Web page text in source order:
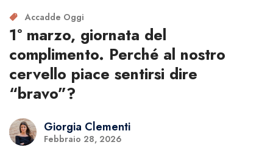
Accadde Oggi
1° marzo, giornata del
complimento. Perché al nostro
cervello piace sentirsi dire
“bravo”?
Giorgia Clementi
Febbraio 28, 2026